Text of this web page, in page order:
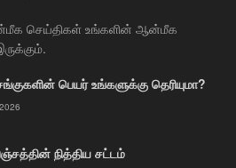
செய்திகள் உங்களின் ஆன்மீக
பெயர் உங்களுக்கு தெரியுமா?
நித்திய சட்டம்